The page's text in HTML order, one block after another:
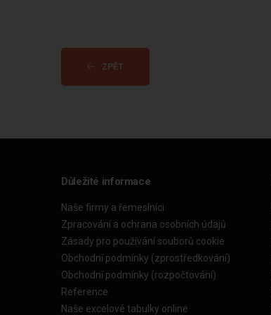
ZPĚT
Důležité informace
Naše firmy a řemeslníci
Zpracování a ochrana osobních údajů
Zásady pro používání souborů cookie
Obchodní podmínky (zprostředkování)
Obchodní podmínky (rozpočtování)
Reference
Naše excelové tabulky online